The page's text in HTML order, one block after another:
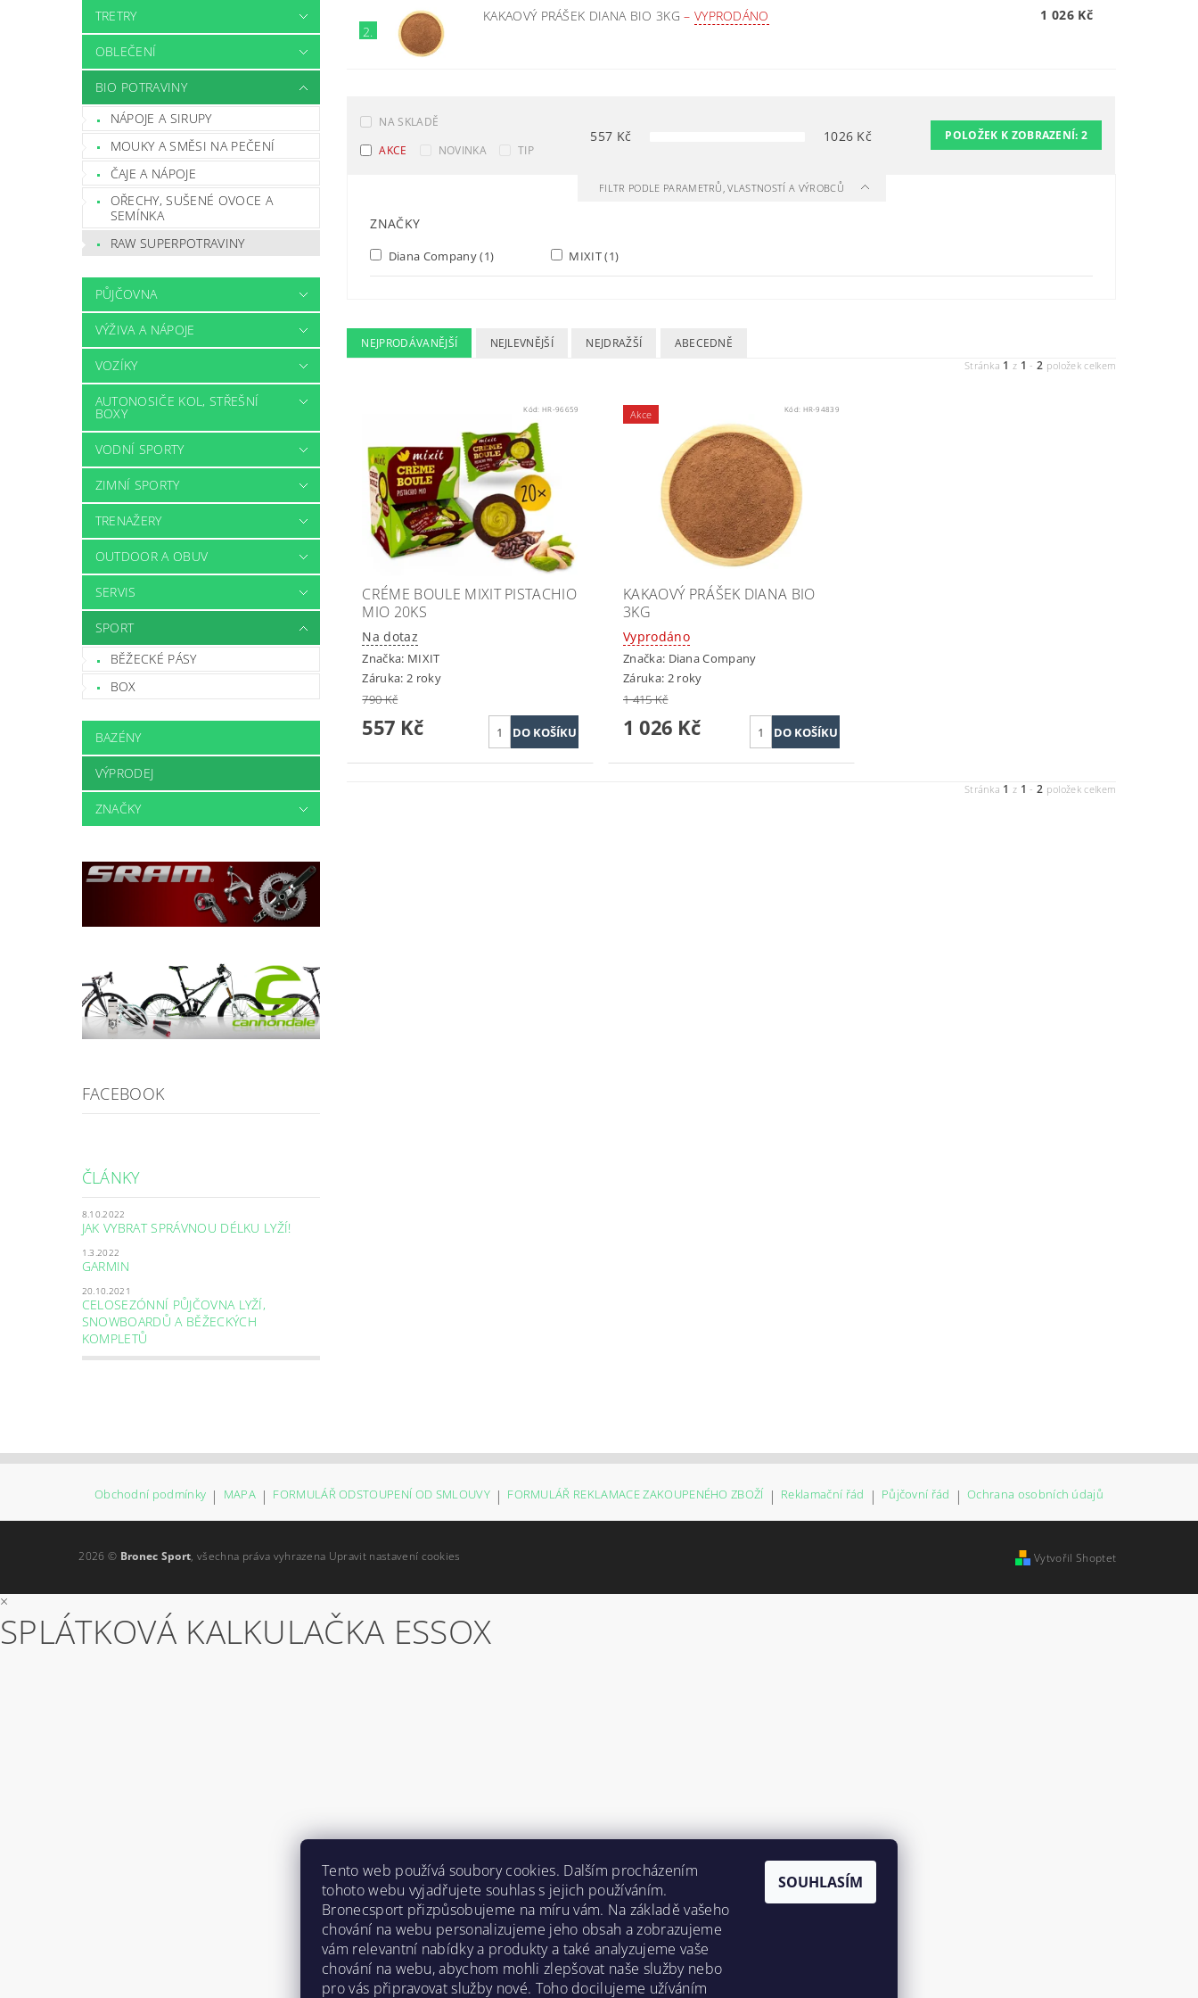
TRETRY
OBLEČENÍ
BIO POTRAVINY
NÁPOJE A SIRUPY
MOUKY A SMĚSI NA PEČENÍ
ČAJE A NÁPOJE
OŘECHY, SUŠENÉ OVOCE A
SEMÍNKA
RAW SUPERPOTRAVINY
PŮJČOVNA
VÝŽIVA A NÁPOJE
VOZÍKY
AUTONOSIČE KOL, STŘEŠNÍ
BOXY
VODNÍ SPORTY
ZIMNÍ SPORTY
TRENAŽERY
OUTDOOR A OBUV
SERVIS
SPORT
BĚŽECKÉ PÁSY
BOX
BAZÉNY
VÝPRODEJ
ZNAČKY
FACEBOOK
ČLÁNKY
8.10.2022
JAK VYBRAT SPRÁVNOU DÉLKU LYŽÍ!
1.3.2022
GARMIN
20.10.2021
CELOSEZÓNNÍ PŮJČOVNA LYŽÍ,
SNOWBOARDŮ A BĚŽECKÝCH
KOMPLETŮ
2.
KAKAOVÝ PRÁŠEK DIANA BIO 3KG– VYPRODÁNO 1 026 Kč
NA SKLADĚ
AKCE
NOVINKA TIP
557 Kč 1026 Kč POLOŽEK K ZOBRAZENÍ:2
FILTR PODLE PARAMETRŮ, VLASTNOSTÍ A VÝROBCŮ
ZNAČKY
Diana Company(1) MIXIT(1)
NEJPRODÁVANĚJŠÍ NEJLEVNĚJŠÍ NEJDRAŽŠÍ ABECEDNĚ
Stránka 1 z 1 -2 položek celkem
Kód: HR-96659
CRÉME BOULE MIXIT PISTACHIO
MIO 20KS
Na dotaz
Značka: MIXIT
Záruka: 2 roky
790 Kč
557 Kč
Akce Kód: HR-94839
KAKAOVÝ PRÁŠEK DIANA BIO
3KG
Vyprodáno
Značka: Diana Company
Záruka: 2 roky
1 415 Kč
1 026 Kč
Stránka 1 z 1 -2 položek celkem
Obchodní podmínky | MAPA | FORMULÁŘ ODSTOUPENÍ OD SMLOUVY | FORMULÁŘ REKLAMACE ZAKOUPENÉHO ZBOŽÍ | Reklamační řád | Půjčovní řád | Ochrana osobních údajů
2026 © Bronec Sport, všechna práva vyhrazena Upravit nastavení cookies Vytvořil Shoptet
×
SPLÁTKOVÁ KALKULAČKA ESSOX
Tento web používá soubory cookies. Dalším procházením
tohoto webu vyjadřujete souhlas s jejich používáním.
Bronecsport přizpůsobujeme na míru vám. Na základě vašeho
chování na webu personalizujeme jeho obsah a zobrazujeme
vám relevantní nabídky a produkty a také analyzujeme vaše
chování na webu, abychom mohli zlepšovat naše služby nebo
pro vás připravovat služby nové. Toho docilujeme užíváním
SOUHLASÍM